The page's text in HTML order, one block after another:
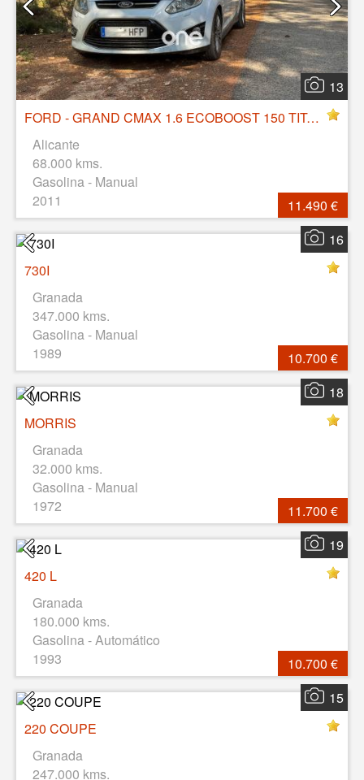
13
FORD - GRAND CMAX 1.6 ECOBOOST 150 TITANIUM
Alicante
68.000 kms.
Gasolina - Manual
2011
11.490 €
16
730I
Granada
347.000 kms.
Gasolina - Manual
1989
10.700 €
18
MORRIS
Granada
32.000 kms.
Gasolina - Manual
1972
11.700 €
19
420 L
Granada
180.000 kms.
Gasolina - Automático
1993
10.700 €
15
220 COUPE
Granada
247.000 kms.